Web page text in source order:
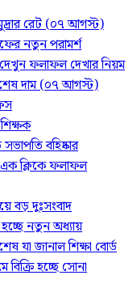
রেট (০৭ আগস্ট)
নতুন পরামর্শ
ফলাফল দেখার নিয়ম
দাম (০৭ আগস্ট)
বহিষ্কার
ক্লিকে ফলাফল
বড় দুঃসংবাদ
নতুন অধ্যায়
যা জানাল শিক্ষা বোর্ড
হচ্ছে সোনা